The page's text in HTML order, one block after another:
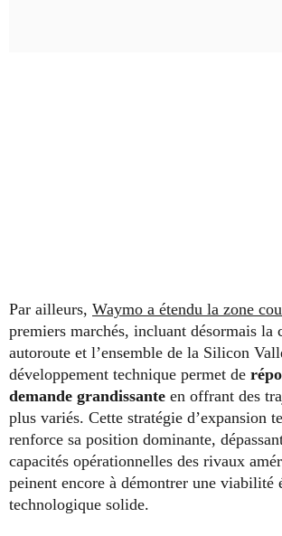
Par ailleurs, Waymo a étendu la zone
premiers marchés, incluant désormais la
autoroute et l’ensemble de la Silicon
développement technique permet de
demande grandissante en offrant des
plus variés. Cette stratégie d’expansion
renforce sa position dominante,
capacités opérationnelles des rivaux
peinent encore à démontrer une viabilité
technologique solide.